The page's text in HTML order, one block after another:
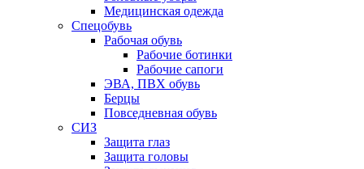
Медицинская одежда
Спецобувь
Рабочая обувь
Рабочие ботинки
Рабочие сапоги
ЭВА, ПВХ обувь
Берцы
Повседневная обувь
СИЗ
Защита глаз
Защита головы